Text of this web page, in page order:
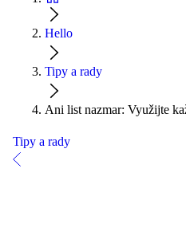
Hello
Tipy a rady
Ani list nazmar: Využijte
Tipy a rady